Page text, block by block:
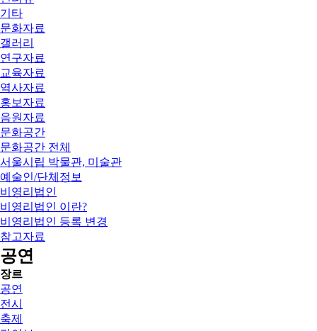
기타
문화자료
갤러리
연구자료
교육자료
역사자료
홍보자료
음원자료
문화공간
문화공간 전체
서울시립 박물관, 미술관
예술인/단체정보
비영리법인
비영리법인 이란?
비영리법인 등록 변경
참고자료
공연
장르
공연
전시
축제